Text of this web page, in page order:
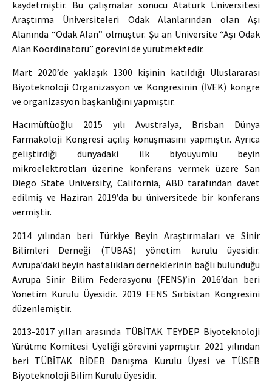
kaydetmiştir. Bu çalışmalar sonucu Atatürk Üniversitesi
Araştırma Üniversiteleri Odak Alanlarından olan Aşı
Alanında “Odak Alan” olmuştur. Şu an Üniversite “Aşı Odak
Alan Koordinatörü” görevini de yürütmektedir.
Mart 2020’de yaklaşık 1300 kişinin katıldığı Uluslararası
Biyoteknoloji Organizasyon ve Kongresinin (İVEK) kongre
ve organizasyon başkanlığını yapmıştır.
Hacımüftüoğlu 2015 yılı Avustralya, Brisban Dünya
Farmakoloji Kongresi açılış konuşmasını yapmıştır. Ayrıca
geliştirdiği dünyadaki ilk biyouyumlu beyin
mikroelektrotları üzerine konferans vermek üzere San
Diego State University, California, ABD tarafından davet
edilmiş ve Haziran 2019’da bu üniversitede bir konferans
vermiştir.
2014 yılından beri Türkiye Beyin Araştırmaları ve Sinir
Bilimleri Derneği (TÜBAS) yönetim kurulu üyesidir.
Avrupa’daki beyin hastalıkları derneklerinin bağlı bulunduğu
Avrupa Sinir Bilim Federasyonu (FENS)’in 2016’dan beri
Yönetim Kurulu Üyesidir. 2019 FENS Sırbistan Kongresini
düzenlemiştir.
2013-2017 yılları arasında TÜBİTAK TEYDEP Biyoteknoloji
Yürütme Komitesi Üyeliği görevini yapmıştır. 2021 yılından
beri TÜBİTAK BİDEB Danışma Kurulu Üyesi ve TÜSEB
Biyoteknoloji Bilim Kurulu üyesidir.